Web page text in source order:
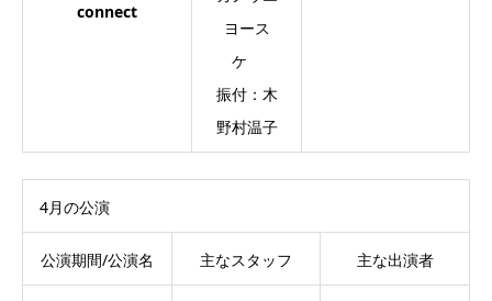
connect
ヨース
ケ
振付：木
野村温子
4月の公演
公演期間/公演名 主なスタッフ 主な出演者